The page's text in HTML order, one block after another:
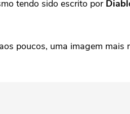
tendo sido escrito por
poucos, uma imagem mais